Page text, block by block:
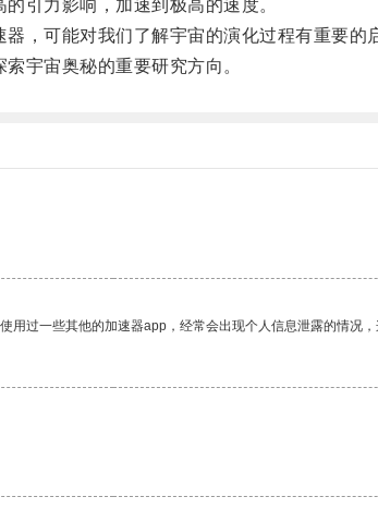
引力影响，加速到极高的速度。
可能对我们了解宇宙的演化过程有重要的
宇宙奥秘的重要研究方向。
过一些其他的加速器app，经常会出现个人信息泄露的情况，